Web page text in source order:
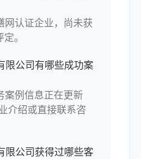
网认证企业，尚未获
。
限公司有哪些成功案
案例信息正在更新
介绍或直接联系咨
限公司获得过哪些客